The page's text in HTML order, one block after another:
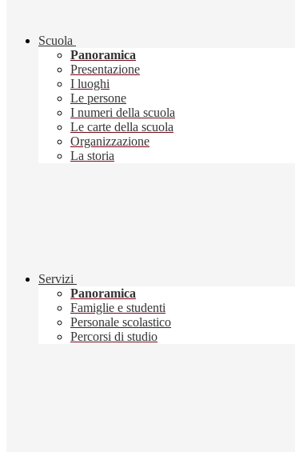
Scuola
Panoramica
Presentazione
I luoghi
Le persone
I numeri della scuola
Le carte della scuola
Organizzazione
La storia
Servizi
Panoramica
Famiglie e studenti
Personale scolastico
Percorsi di studio